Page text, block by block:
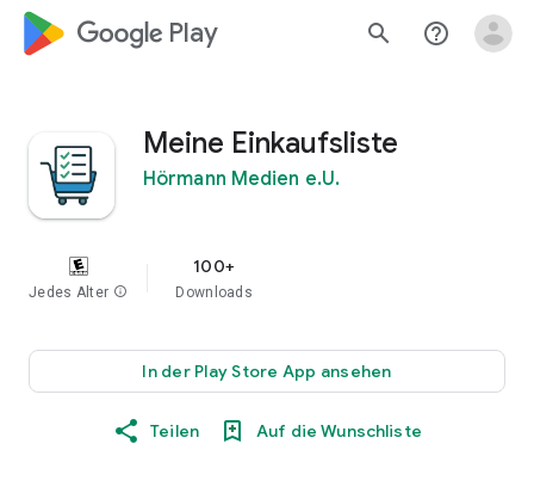
google_logo Play search help_outline
Meine Einkaufsliste
Hörmann Medien e.U.
Jedes Alter info
100+
Downloads
In der Play Store App ansehen
Teilen Auf die Wunschliste